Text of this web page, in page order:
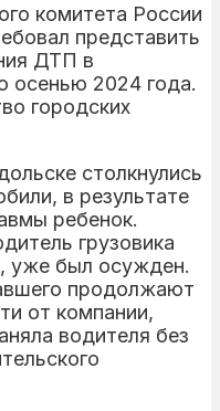
комитета России
представить
ДТП в
осенью 2024 года.
городских
столкнулись
в результате
ребенок.
грузовика
уже был осужден.
продолжают
от компании,
водителя без